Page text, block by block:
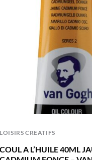
LOISIRS CREATIFS
COUL A L’HUILE 40ML